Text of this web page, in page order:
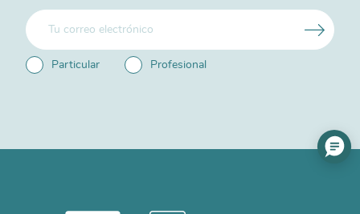
Particular Profesional